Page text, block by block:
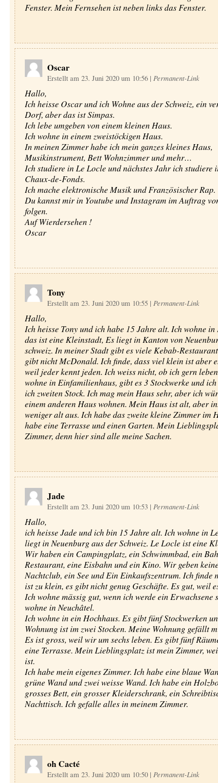
Fenster. Mein Fernsehen ist neben links das Fenster.
Oscar
Erstellt am 23. Juni 2020 um 10:56 | Permanent-Link
Hallo,
Ich heisse Oscar und ich Wohne aus der Schweiz, ein
Dorf, aber das ist Simpas.
Ich lebe umgeben von einem kleinen Haus.
Ich wohne in einem zweistöckigen Haus.
In meinen Zimmer habe ich mein ganzes kleines Haus,
Musikinstrument, Bett Wohnzimmer und mehr…
Ich studiere in Le Locle und nächstes Jahr ich studiere
Chaux-de-Fonds.
Ich mache elektronische Musik und Französischer Rap.
Du kannst mir in Youtube und Instagram im Auftrag
folgen.
Auf Wierdersehen !
Oscar
Tony
Erstellt am 23. Juni 2020 um 10:55 | Permanent-Link
Hallo,
Ich heisse Tony und ich habe 15 Jahre alt. Ich wohne
das ist eine Kleinstadt, Es liegt in Kanton von
schweiz. In meiner Stadt gibt es viele Kebab-
gibt nicht McDonald. Ich finde, dass viel klein ist aber
weil jeder kennt jeden. Ich weiss nicht, ob ich gern
wohne in Einfamilienhaus, gibt es 3 Stockwerke und
ich zweiten Stock. Ich mag mein Haus sehr, aber ich
einem anderen Haus wohnen. Mein Haus ist alt, aber
weniger alt aus. Ich habe das zweite kleine Zimmer im
habe eine Terrasse und einen Garten. Mein
Zimmer, denn hier sind alle meine Sachen.
Jade
Erstellt am 23. Juni 2020 um 10:53 | Permanent-Link
Hallo,
ich heisse Jade und ich bin 15 Jahre alt. Ich wohne in
liegt in Neuenburg aus der Schweiz. Le Locle ist eine
Wir haben ein Campingplatz, ein Schwimmbad, ein
Restaurant, eine Eisbahn und ein Kino. Wir geben
Nachtclub, ein See und Ein Einkaufszentrum. Ich finde
ist zu klein, es gibt nicht genug Geschäfte. Es gut, weil
Ich wohne mässig gut, wenn ich werde ein Erwachsene
wohne in Neuchâtel.
Ich wohne in ein Hochhaus. Es gibt fünf Stockwerken
Wohnung ist im zwei Stocken. Meine Wohnung gefällt
Es ist gross, weil wir um sechs leben. Es gibt fünf
eine Terrasse. Mein Lieblingsplatz ist mein Zimmer,
ist.
Ich habe mein eigenes Zimmer. Ich habe eine blaue
grüne Wand und zwei weisse Wand. Ich habe ein
grosses Bett, ein grosser Kleiderschrank, ein
Nachttisch. Ich gefalle alles in meinem Zimmer.
oh Cacté
Erstellt am 23. Juni 2020 um 10:50 | Permanent-Link